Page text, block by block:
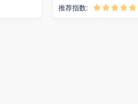
推荐指数:
    